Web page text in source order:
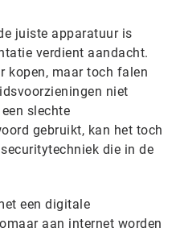
juiste apparatuur is
verdient aandacht.
kopen, maar toch falen
niet
slechte
gebruikt, kan het toch
die in de
een digitale
aan internet worden